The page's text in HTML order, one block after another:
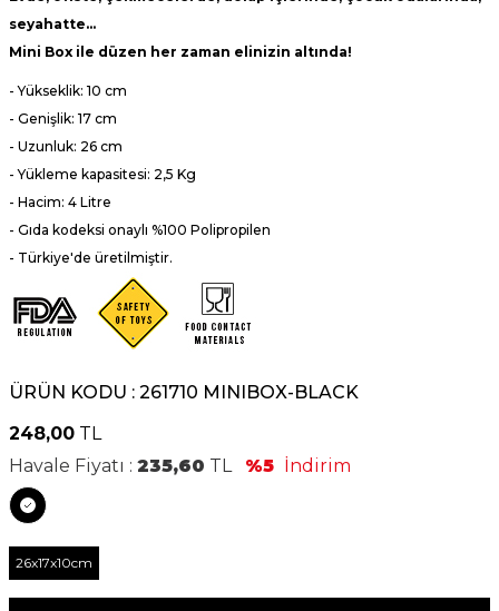
seyahatte…
Mini Box ile düzen her zaman elinizin altında!
- Yükseklik: 10 cm
- Genişlik: 17 cm
- Uzunluk: 26 cm
- Yükleme kapasitesi: 2,5 Kg
- Hacim: 4 Litre
- Gıda kodeksi onaylı %100 Polipropilen
- Türkiye'de üretilmiştir.
ÜRÜN KODU : 261710 MINIBOX-BLACK
248,00 TL
Havale Fiyatı : 235,60 TL %5 İndirim
26x17x10cm